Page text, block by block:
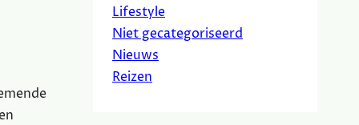
Lifestyle
Niet gecategoriseerd
Nieuws
Reizen